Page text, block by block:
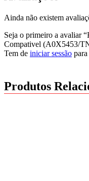
Ainda não existem
Seja o primeiro a avaliar
Compativel (A0X5453/
Tem de iniciar sessão
Produtos